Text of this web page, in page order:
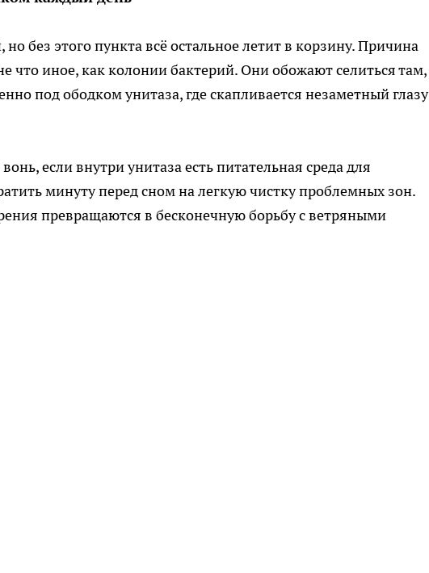
без этого пункта всё остальное летит в корзину. Причина
что иное, как колонии бактерий. Они обожают селиться там,
под ободком унитаза, где скапливается незаметный глазу
если внутри унитаза есть питательная среда для
минуту перед сном на легкую чистку проблемных зон.
превращаются в бесконечную борьбу с ветряными